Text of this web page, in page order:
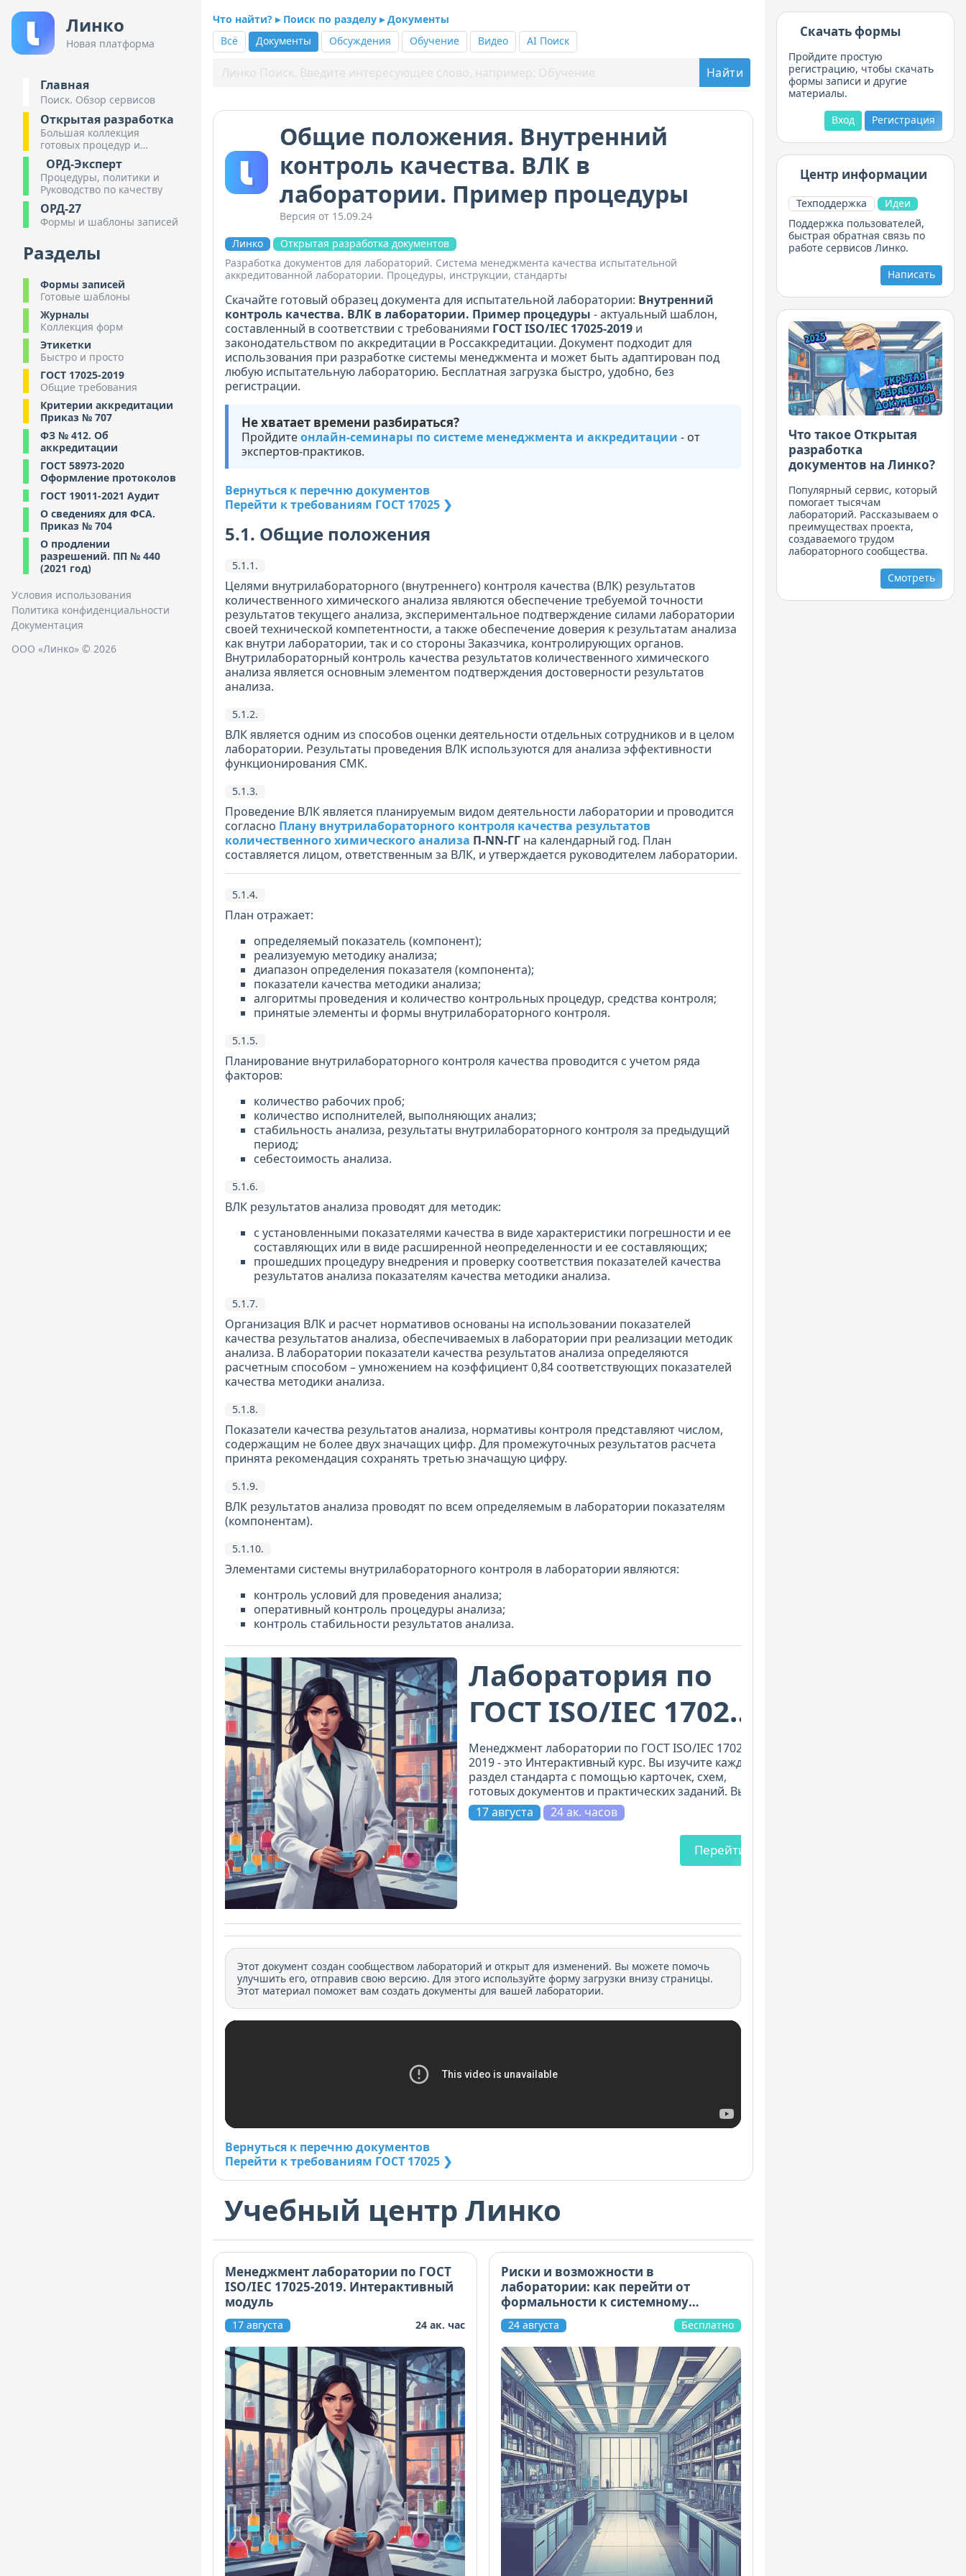
Линко
Новая платформа
Главная
Поиск. Обзор сервисов
Открытая разработка
Большая коллекция
готовых процедур и
инструкций
ОРД-Эксперт
Процедуры, политики и
Руководство по качеству
ОРД-27
Формы и шаблоны записей
Разделы
Формы записей
Готовые шаблоны
Журналы
Коллекция форм
Этикетки
Быстро и просто
ГОСТ 17025-2019
Общие требования
Критерии аккредитации
Приказ № 707
ФЗ № 412. Об
аккредитации
ГОСТ 58973-2020
Оформление протоколов
ГОСТ 19011-2021 Аудит
О сведениях для ФСА.
Приказ № 704
О продлении
разрешений. ПП № 440
(2021 год)
Условия использования
Политика конфиденциальности
Документация
ООО «Линко» © 2026
Что найти? ▸ Поиск по разделу ▸ Документы
Всё
Документы Обсуждения Обучение Видео AI Поиск
Общие положения. Внутренний
контроль качества. ВЛК в
лаборатории. Пример процедуры
Версия от 15.09.24
Линко
Открытая разработка документов
Разработка документов для лабораторий. Система менеджмента качества испытательной
аккредитованной лаборатории. Процедуры, инструкции, стандарты
Скачайте готовый образец документа для испытательной лаборатории: Внутренний
контроль качества. ВЛК в лаборатории. Пример процедуры - актуальный шаблон,
составленный в соответствии с требованиями ГОСТ ISO/IEC 17025-2019 и
законодательством по аккредитации в Россаккредитации. Документ подходит для
использования при разработке системы менеджмента и может быть адаптирован под
любую испытательную лабораторию. Бесплатная загрузка быстро, удобно, без
регистрации.
Не хватает времени разбираться?
Пройдитеонлайн-семинары по системе менеджмента и аккредитации - от
экспертов-практиков.
Вернуться к перечню документов
Перейти к требованиям ГОСТ 17025 ❯
5.1. Общие положения
5.1.1.
Целями внутрилабораторного (внутреннего) контроля качества (ВЛК) результатов
количественного химического анализа являются обеспечение требуемой точности
результатов текущего анализа, экспериментальное подтверждение силами лаборатории
своей технической компетентности, а также обеспечение доверия к результатам анализа
как внутри лаборатории, так и со стороны Заказчика, контролирующих органов.
Внутрилабораторный контроль качества результатов количественного химического
анализа является основным элементом подтверждения достоверности результатов
анализа.
5.1.2.
ВЛК является одним из способов оценки деятельности отдельных сотрудников и в целом
лаборатории. Результаты проведения ВЛК используются для анализа эффективности
функционирования СМК.
5.1.3.
Проведение ВЛК является планируемым видом деятельности лаборатории и проводится
согласно Плану внутрилабораторного контроля качества результатов
количественного химического анализа П-NN-ГГ на календарный год. План
составляется лицом, ответственным за ВЛК, и утверждается руководителем лаборатории.
5.1.4.
План отражает:
определяемый показатель (компонент);
реализуемую методику анализа;
диапазон определения показателя (компонента);
показатели качества методики анализа;
алгоритмы проведения и количество контрольных процедур, средства контроля;
принятые элементы и формы внутрилабораторного контроля.
5.1.5.
Планирование внутрилабораторного контроля качества проводится с учетом ряда
факторов:
количество рабочих проб;
количество исполнителей, выполняющих анализ;
стабильность анализа, результаты внутрилабораторного контроля за предыдущий
период;
себестоимость анализа.
5.1.6.
ВЛК результатов анализа проводят для методик:
с установленными показателями качества в виде характеристики погрешности и ее
составляющих или в виде расширенной неопределенности и ее составляющих;
прошедших процедуру внедрения и проверку соответствия показателей качества
результатов анализа показателям качества методики анализа.
5.1.7.
Организация ВЛК и расчет нормативов основаны на использовании показателей
качества результатов анализа, обеспечиваемых в лаборатории при реализации методик
анализа. В лаборатории показатели качества результатов анализа определяются
расчетным способом – умножением на коэффициент 0,84 соответствующих показателей
качества методики анализа.
5.1.8.
Показатели качества результатов анализа, нормативы контроля представляют числом,
содержащим не более двух значащих цифр. Для промежуточных результатов расчета
принята рекомендация сохранять третью значащую цифру.
5.1.9.
ВЛК результатов анализа проводят по всем определяемым в лаборатории показателям
(компонентам).
5.1.10.
Элементами системы внутрилабораторного контроля в лаборатории являются:
контроль условий для проведения анализа;
оперативный контроль процедуры анализа;
контроль стабильности результатов анализа.
Лаборатория по
ГОСТ ISO/IEC 17025–
2019
Менеджмент лаборатории по ГОСТ ISO/IEC 17025-
2019 - это Интерактивный курс. Вы изучите каждый
раздел стандарта с помощью карточек, схем,
готовых документов и практических заданий. Вы
не просто прочитаете требования - вы поймёте их
и примените.
17 августа 24 ак. часов
Перейти
Этот документ создан сообществом лабораторий и открыт для изменений. Вы можете помочь
улучшить его, отправив свою версию. Для этого используйте форму загрузки внизу страницы.
Этот материал поможет вам создать документы для вашей лаборатории.
Вернуться к перечню документов
Перейти к требованиям ГОСТ 17025 ❯
Учебный центр Линко
Менеджмент лаборатории по ГОСТ
ISO/IEC 17025-2019. Интерактивный
модуль
17 августа 24 ак. час
Риски и возможности в
лаборатории: как перейти от
формальности к системному
управлению
24 августа Бесплатно
Скачать формы
Пройдите простую
регистрацию, чтобы скачать
формы записи и другие
материалы.
Регистрация
Вход
Центр информации
Техподдержка
Идеи
Поддержка пользователей,
быстрая обратная связь по
работе сервисов Линко.
Написать
Что такое Открытая
разработка
документов на Линко?
Популярный сервис, который
помогает тысячам
лабораторий. Рассказываем о
преимуществах проекта,
создаваемого трудом
лабораторного сообщества.
Смотреть